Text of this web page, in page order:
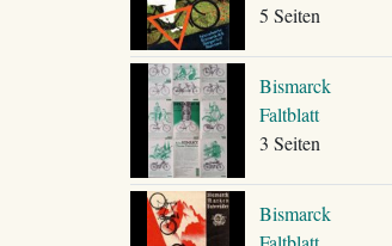
5 Seiten
Bismarck
Faltblatt
3 Seiten
Bismarck